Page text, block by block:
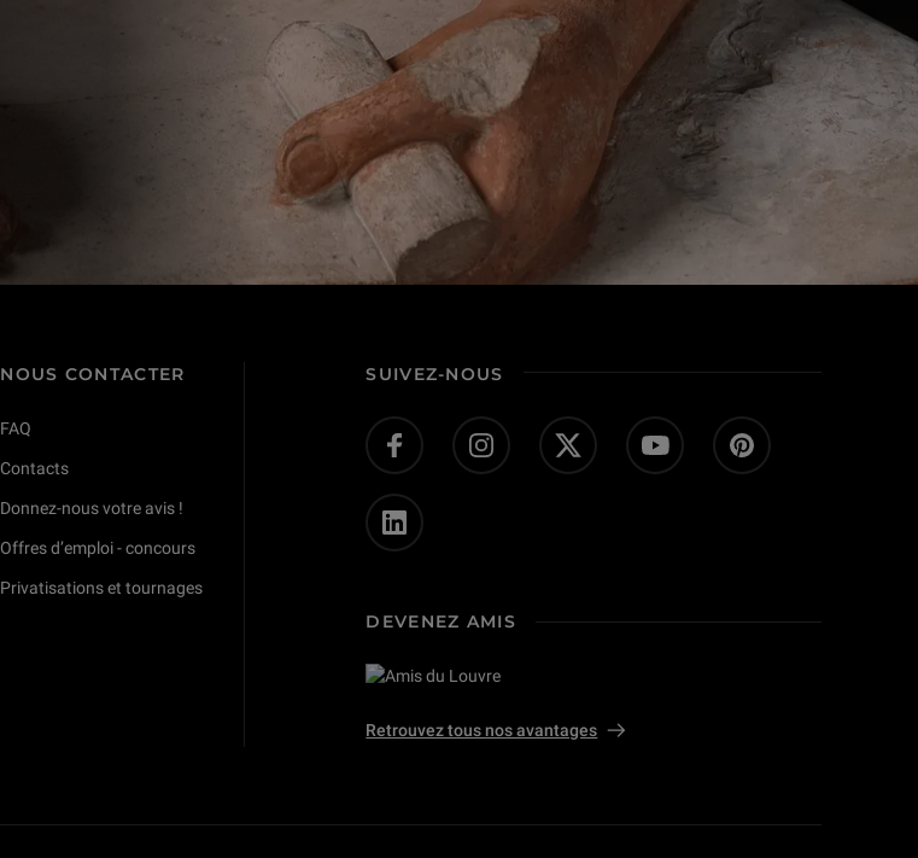
NOUS CONTACTER
FAQ
Contacts
Donnez-nous votre avis !
Offres d’emploi - concours
Privatisations et tournages
SUIVEZ-NOUS
DEVENEZ AMIS
Retrouvez tous nos avantages